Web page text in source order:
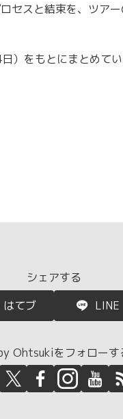
セスと結束を、ツア
）をもとにまとめてい
シェアする
はてブ LINE
Ohtsukiをフォローす